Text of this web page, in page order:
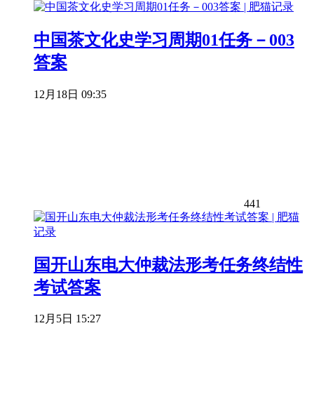
中国茶文化史学习周期01任务－003
答案
12月18日 09:35
441
国开山东电大仲裁法形考任务终结性
考试答案
12月5日 15:27